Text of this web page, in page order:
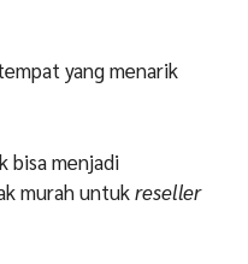
yang menarik
bisa menjadi
murah untukreseller